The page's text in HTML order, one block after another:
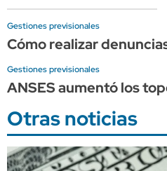
Gestiones previsionales
Cómo realizar
Gestiones previsionales
ANSES aumentó los
Otras noticias